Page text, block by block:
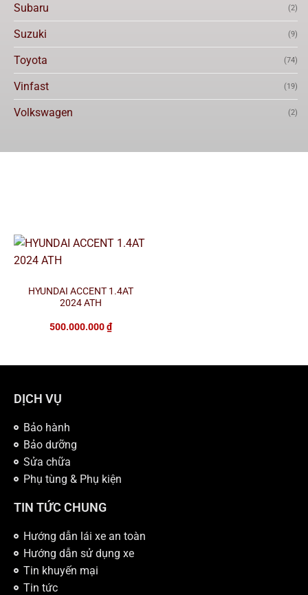
Subaru (2)
Suzuki (9)
Toyota (74)
Vinfast (19)
Volkswagen (2)
HYUNDAI ACCENT 1.4AT
2024 ATH
500.000.000₫
DỊCH VỤ
Bảo hành
Bảo dưỡng
Sửa chữa
Phụ tùng & Phụ kiện
TIN TỨC CHUNG
Hướng dẫn lái xe an toàn
Hướng dẫn sử dụng xe
Tin khuyến mại
Tin tức